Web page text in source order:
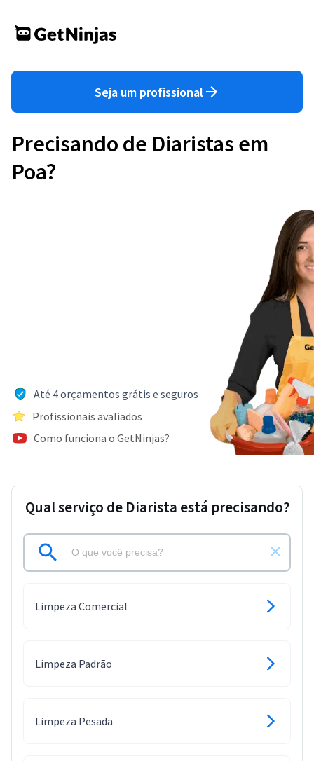
Seja um profissional
Precisando de Diaristas em
Poa?
Até 4 orçamentos grátis e seguros
Profissionais avaliados
Como funciona o GetNinjas?
Qual serviço de Diarista está precisando?
Limpeza Comercial
Limpeza Padrão
Limpeza Pesada